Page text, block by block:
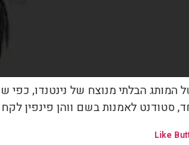
המותג הבלתי מנוצח של נינטנדו, כפי
סטודנט לאמנות בשם ווהן פינפין
Like